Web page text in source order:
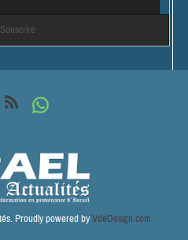
Proudly powered byVdeDesign.com